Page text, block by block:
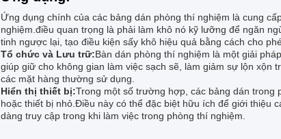
Ứng dụng chính của các bảng dán phòng thí nghiệm là cung
nghiệm.điều quan trọng là phải làm khô nó kỹ lưỡng để ngăn
tinh ngược lại, tạo điều kiện sấy khô hiệu quả bằng cách cho
Tổ chức và Lưu trữ:Bàn dán phòng thí nghiệm là một giải
giúp giữ cho không gian làm việc sạch sẽ, làm giảm sự lộn xộn
các mặt hàng thường sử dụng.
Hiển thị thiết bị:Trong một số trường hợp, các bảng dán trong
hoặc thiết bị nhỏ.Điều này có thể đặc biệt hữu ích để giới thiệu
dàng truy cập trong khi làm việc trong phòng thí nghiệm.